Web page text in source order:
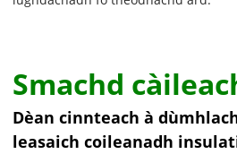
Smachd
Dèan cinnteach à
leasaich coileanadh